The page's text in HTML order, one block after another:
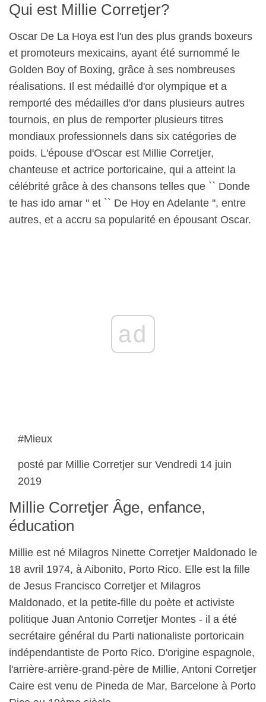
Qui est Millie Corretjer?
Oscar De La Hoya est l'un des plus grands boxeurs
et promoteurs mexicains, ayant été surnommé le
Golden Boy of Boxing, grâce à ses nombreuses
réalisations. Il est médaillé d'or olympique et a
remporté des médailles d'or dans plusieurs autres
tournois, en plus de remporter plusieurs titres
mondiaux professionnels dans six catégories de
poids. L'épouse d'Oscar est Millie Corretjer,
chanteuse et actrice portoricaine, qui a atteint la
célébrité grâce à des chansons telles que `` Donde
te has ido amar '' et `` De Hoy en Adelante '', entre
autres, et a accru sa popularité en épousant Oscar.
ad
#Mieux
posté par Millie Corretjer sur Vendredi 14 juin
2019
Millie Corretjer Âge, enfance,
éducation
Millie est né Milagros Ninette Corretjer Maldonado le
18 avril 1974, à Aibonito, Porto Rico. Elle est la fille
de Jesus Francisco Corretjer et Milagros
Maldonado, et la petite-fille du poète et activiste
politique Juan Antonio Corretjer Montes - il a été
secrétaire général du Parti nationaliste portoricain
indépendantiste de Porto Rico. D'origine espagnole,
l'arrière-arrière-grand-père de Millie, Antoni Corretjer
Caire est venu de Pineda de Mar, Barcelone à Porto